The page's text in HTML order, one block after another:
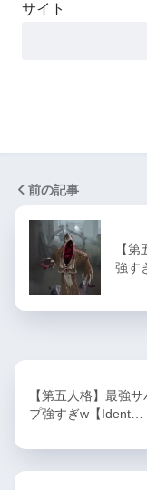
サイト
前の記事
【
強す
【第五人格】最強
プ強すぎw【Ident…